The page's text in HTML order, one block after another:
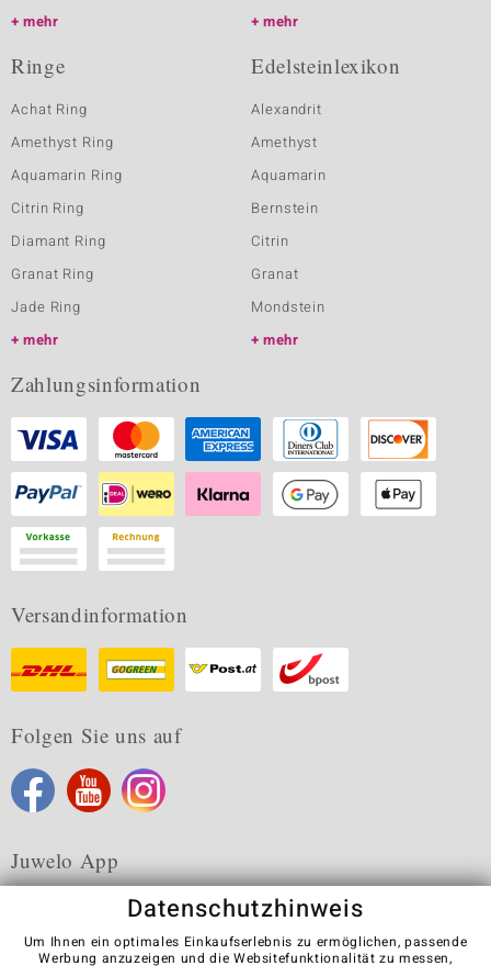
mehr
mehr
Ringe
Achat Ring
Amethyst Ring
Aquamarin Ring
Citrin Ring
Diamant Ring
Granat Ring
Jade Ring
mehr
Edelsteinlexikon
Alexandrit
Amethyst
Aquamarin
Bernstein
Citrin
Granat
Mondstein
mehr
Zahlungsinformation
Versandinformation
Folgen Sie uns auf
Juwelo App
Datenschutzhinweis
Um Ihnen ein optimales Einkaufserlebnis zu ermöglichen, passende
Werbung anzuzeigen und die Websitefunktionalität zu messen,